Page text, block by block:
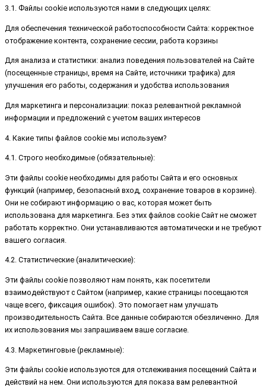
3.1. Файлы cookie используются нами в следующих целях:
Для обеспечения технической работоспособности Сайта: корректное
отображение контента, сохранение сессии, работа корзины
Для анализа и статистики: анализ поведения пользователей на Сайте
(посещенные страницы, время на Сайте, источники трафика) для
улучшения его работы, содержания и удобства использования
Для маркетинга и персонализации: показ релевантной рекламной
информации и предложений с учетом ваших интересов
4. Какие типы файлов cookie мы используем?
4.1. Строго необходимые (обязательные):
Эти файлы cookie необходимы для работы Сайта и его основных
функций (например, безопасный вход, сохранение товаров в корзине).
Они не собирают информацию о вас, которая может быть
использована для маркетинга. Без этих файлов cookie Сайт не сможет
работать корректно. Они устанавливаются автоматически и не требуют
вашего согласия.
4.2. Статистические (аналитические):
Эти файлы cookie позволяют нам понять, как посетители
взаимодействуют с Сайтом (например, какие страницы посещаются
чаще всего, фиксация ошибок). Это помогает нам улучшать
производительность Сайта. Все данные собираются обезличенно. Для
их использования мы запрашиваем ваше согласие.
4.3. Маркетинговые (рекламные):
Эти файлы cookie используются для отслеживания посещений Сайта и
действий на нем. Они используются для показа вам релевантной